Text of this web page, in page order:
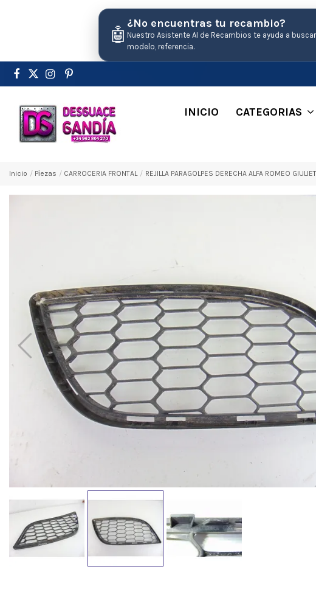
🤖
¿No encuentras tu recambio?
Nuestro Asistente AI de Recambios te ayuda a
modelo, referencia.
INICIO CATEGORIAS
Inicio Pіezas CARROCERIA FRONTAL REJILLA PARAGOLPES DERECHA ALFA ROMEO